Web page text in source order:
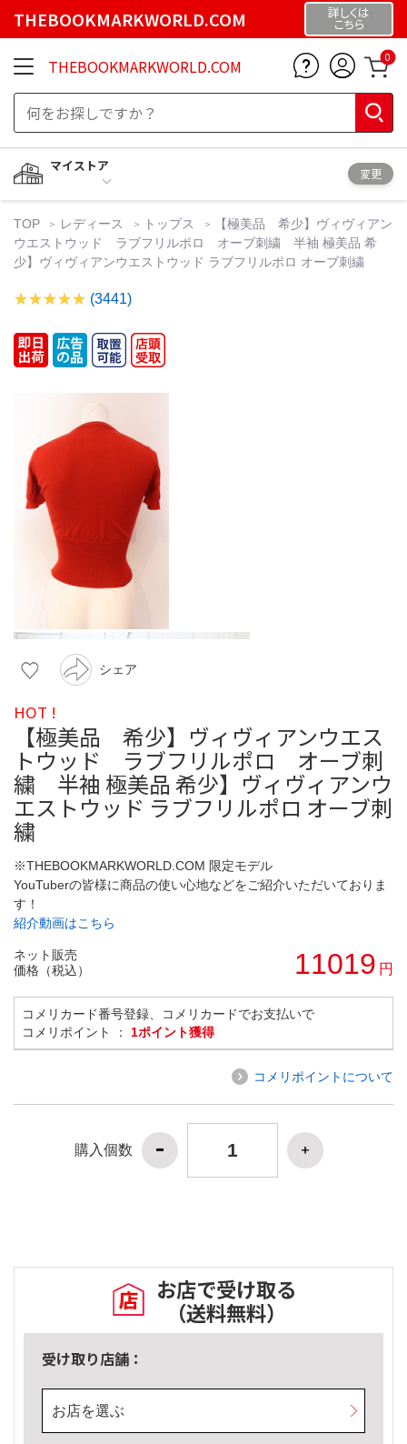
THEBOOKMARKWORLD.COM 詳しくは
こちら
THEBOOKMARKWORLD.COM 0
マイストア
変更
TOP レディース トップス
【極美品 希少】ヴィヴィアン
ウエストウッド ラブフリルポロ オーブ刺繍 半袖 極美品 希
少】ヴィヴィアンウエストウッド ラブフリルポロ オーブ刺繍
(3441)
シェア
HOT !
【極美品 希少】ヴィヴィアンウエス
トウッド ラブフリルポロ オーブ刺
繍 半袖 極美品 希少】ヴィヴィアンウ
エストウッド ラブフリルポロ オーブ刺
繍
※THEBOOKMARKWORLD.COM 限定モデル
YouTuberの皆様に商品の使い心地などをご紹介いただいておりま
す！
紹介動画はこちら
ネット販売
価格（税込）
11019 円
コメリカード番号登録、コメリカードでお支払いで
コメリポイント ： 1ポイント獲得
コメリポイントについて
購入個数
お店で受け取る
（送料無料）
受け取り店舗：
お店を選ぶ